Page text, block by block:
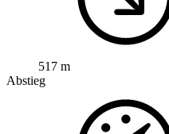
517 m
Abstieg